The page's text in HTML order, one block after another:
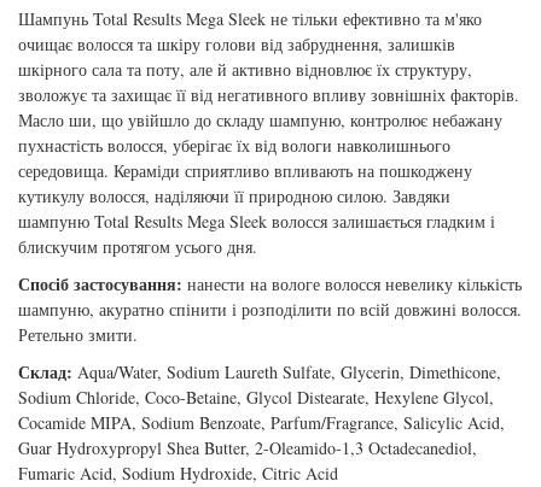
Шампунь Total Results Mega Sleek не тільки ефективно та м'яко
очищає волосся та шкіру голови від забруднення, залишків
шкірного сала та поту, але й активно відновлює їх структуру,
зволожує та захищає її від негативного впливу зовнішніх факторів.
Масло ши, що увійшло до складу шампуню, контролює небажану
пухнастість волосся, уберігає їх від вологи навколишнього
середовища. Кераміди сприятливо впливають на пошкоджену
кутикулу волосся, наділяючи її природною силою. Завдяки
шампуню Total Results Mega Sleek волосся залишається гладким і
блискучим протягом усього дня.
Спосіб застосування: нанести на вологе волосся невелику кількість
шампуню, акуратно спінити і розподілити по всій довжині волосся.
Ретельно змити.
Склад: Aqua/Water, Sodium Laureth Sulfate, Glycerin, Dimethicone,
Sodium Chloride, Coco-Betaine, Glycol Distearate, Hexylene Glycol,
Cocamide MIPA, Sodium Benzoate, Parfum/Fragrance, Salicylic Acid,
Guar Hydroxypropyl Shea Butter, 2-Oleamido-1,3 Octadecanediol,
Fumaric Acid, Sodium Hydroxide, Citric Acid
Subtil Design - Серія стайлінг та ніжний
догляд
Subtil Design Lab - Серія для максимального
збереження кольору волосся
Subtil Global Lift - Глибоке відновлення
Subtil Man XY - Серія для чоловіків: для
догляду та укладання
Subtil Retouch Lab - захист кольору волосся
Освітлювальні засоби та окислювачі
Laboratoire Ducastel Subtil Blond
Technique
Termix
Tico Professional
You Look Glamour
You Look Professional